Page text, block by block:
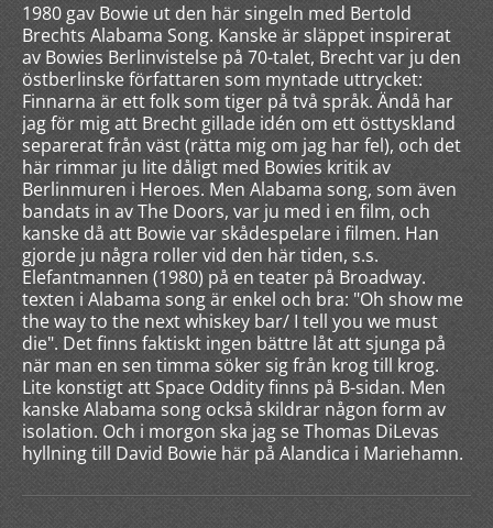
1980 gav Bowie ut den här singeln med Bertold
Brechts Alabama Song. Kanske är släppet inspirerat
av Bowies Berlinvistelse på 70-talet, Brecht var ju den
östberlinske författaren som myntade uttrycket:
Finnarna är ett folk som tiger på två språk. Ändå har
jag för mig att Brecht gillade idén om ett östtyskland
separerat från väst (rätta mig om jag har fel), och det
här rimmar ju lite dåligt med Bowies kritik av
Berlinmuren i Heroes. Men Alabama song, som även
bandats in av The Doors, var ju med i en film, och
kanske då att Bowie var skådespelare i filmen. Han
gjorde ju några roller vid den här tiden, s.s.
Elefantmannen (1980) på en teater på Broadway.
texten i Alabama song är enkel och bra: "Oh show me
the way to the next whiskey bar/ I tell you we must
die". Det finns faktiskt ingen bättre låt att sjunga på
när man en sen timma söker sig från krog till krog.
Lite konstigt att Space Oddity finns på B-sidan. Men
kanske Alabama song också skildrar någon form av
isolation. Och i morgon ska jag se Thomas DiLevas
hyllning till David Bowie här på Alandica i Mariehamn.